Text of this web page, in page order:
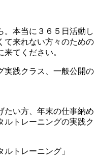
。本当に３６５日活動し
て来れない方々のための
てください。
実践クラス、一般公開の
たい方、年末の仕事納め
ルトレーニングの実践ク
トレーニング」